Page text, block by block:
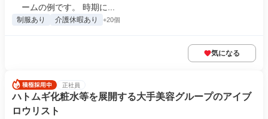
ームの例です。 時期に...
制服あり 介護休暇あり +20個
気になる
正社員
ハトムギ化粧水等を展開する大手美容グループのアイブ
ロウリスト